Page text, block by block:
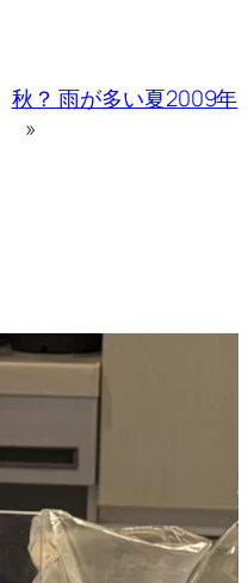
秋？ 雨が多い夏2009年
»